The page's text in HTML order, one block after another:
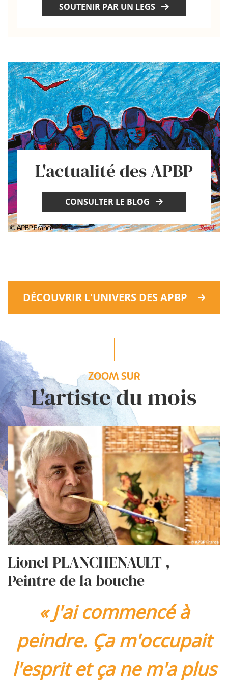
SOUTENIR PAR UN LEGS
L'actualité des APBP
CONSULTER LE BLOG
DÉCOUVRIR L'UNIVERS DES APBP
ZOOM SUR
L'artiste du mois
Lionel PLANCHENAULT ,
Peintre de la bouche
«J'ai commencé à
peindre. Ça m'occupait
l'esprit et ça ne m'a plus